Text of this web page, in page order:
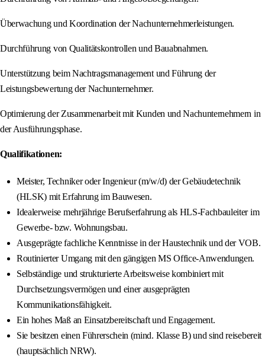
Überwachung und Koordination der Nachunternehmerleistungen.
Durchführung von Qualitätskontrollen und Bauabnahmen.
Unterstützung beim Nachtragsmanagement und Führung der
Leistungsbewertung der Nachunternehmer.
Optimierung der Zusammenarbeit mit Kunden und Nachunternehmern in
der Ausführungsphase.
Qualifikationen:
Meister, Techniker oder Ingenieur (m/w/d) der Gebäudetechnik
(HLSK) mit Erfahrung im Bauwesen.
Idealerweise mehrjährige Berufserfahrung als HLS-Fachbauleiter im
Gewerbe- bzw. Wohnungsbau.
Ausgeprägte fachliche Kenntnisse in der Haustechnik und der VOB.
Routinierter Umgang mit den gängigen MS Office-Anwendungen.
Selbständige und strukturierte Arbeitsweise kombiniert mit
Durchsetzungsvermögen und einer ausgeprägten
Kommunikationsfähigkeit.
Ein hohes Maß an Einsatzbereitschaft und Engagement.
Sie besitzen einen Führerschein (mind. Klasse B) und sind reisebereit
(hauptsächlich NRW).